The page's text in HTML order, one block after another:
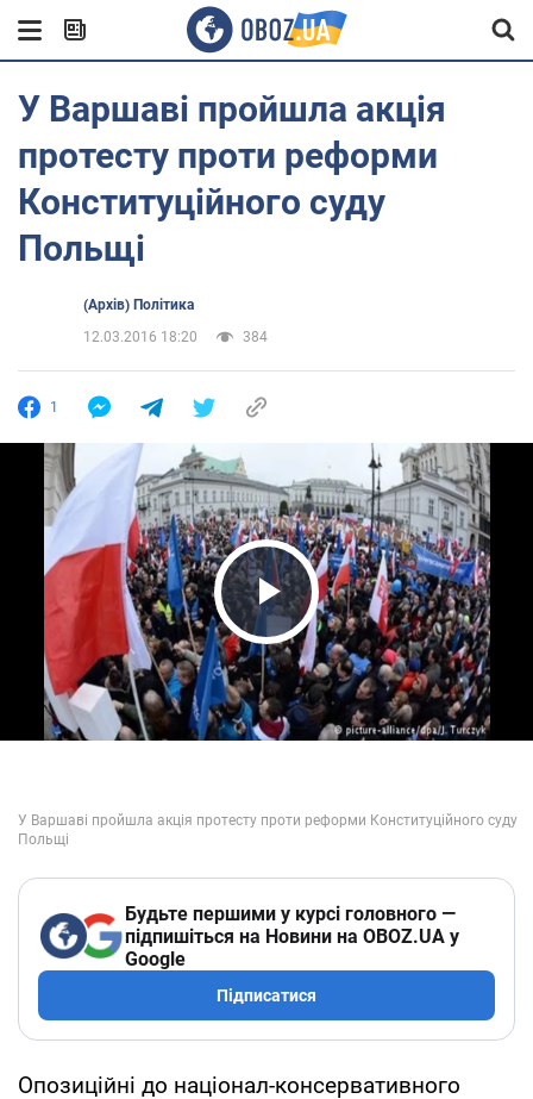
У Варшаві пройшла акція
протесту проти реформи
Конституційного суду
Польщі
(Архів) Політика
12.03.2016 18:20
384
1
Play Video
Будьте першими у курсі головного —
підпишіться на Новини на OBOZ.UA у
Google
Підписатися
Опозиційні до націонал-консервативного